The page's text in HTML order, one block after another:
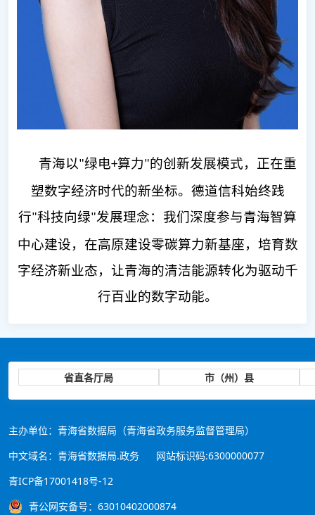
青海以"绿电+算力"的创新发展模式，正在重
塑数字经济时代的新坐标。德道信科始终践
行"科技向绿"发展理念：我们深度参与青海智算
中心建设，在高原建设零碳算力新基座，培育数
字经济新业态，让青海的清洁能源转化为驱动千
行百业的数字动能。
省直各厅局 市（州）县
主办单位：青海省数据局（青海省政务服务监督管理局）
中文域名：青海省数据局.政务
网站标识码:6300000077
青ICP备17001418号-12
青公网安备号：63010402000874